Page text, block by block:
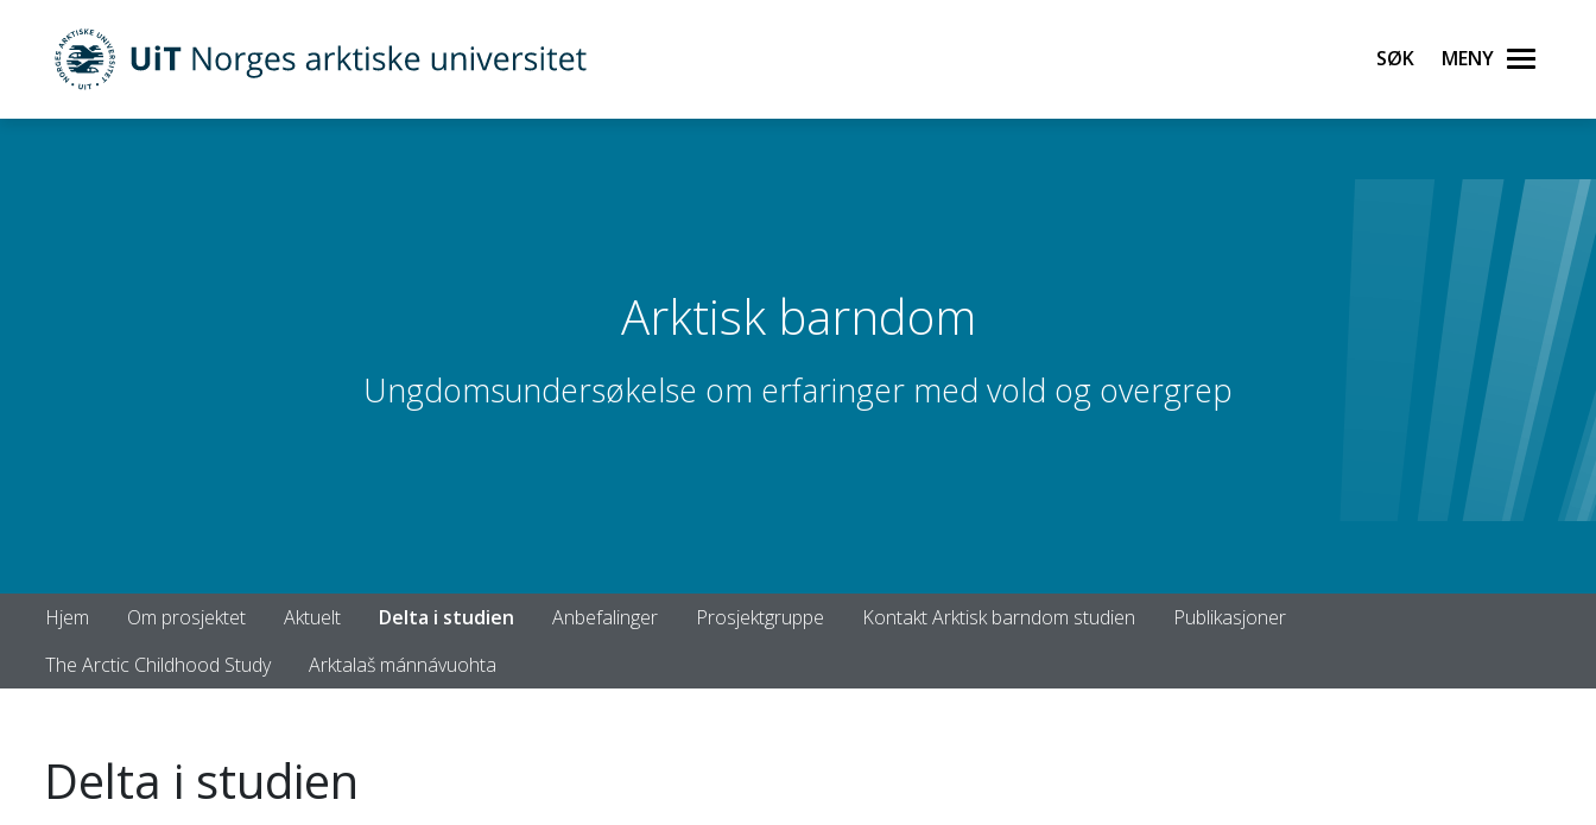
UiT Norges arktiske universitet Søk Meny
Arktisk barndom
Ungdomsundersøkelse om erfaringer med vold og overgrep
Hjem Om prosjektet Aktuelt Delta i studien Anbefalinger Prosjektgruppe Kontakt Arktisk barndom studien
Publikasjoner
The Arctic Childhood Study
Arktalaš mánnávuohta
Delta i studien